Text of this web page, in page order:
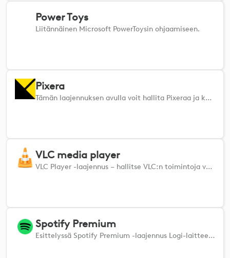
Power Toys
Liitännäinen Microsoft PowerToysin ohjaamiseen.
Pixera
Tämän laajennuksen avulla voit hallita Pixeraa ja kaikkia Pixera Controlin moduuleja etäyhteyden kautta.
VLC media player
VLC Player -laajennus – hallitse VLC:n toimintoja vaivattomasti suoraan Logi-laitteeltasi.
Spotify Premium
Esittelyssä Spotify Premium -laajennus Logi-laitteellesi – porttisi entistä parempaan musiikkikokemukseen.